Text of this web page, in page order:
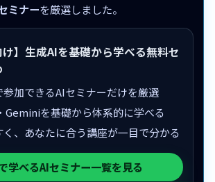
ミナーを厳選しました。
】生成AIを基礎から学べる無料セ
参加できるAIセミナーだけを厳選
Geminiを基礎から体系的に学べる
く、あなたに合う講座が一目で分かる
学べるAIセミナー一覧を見る